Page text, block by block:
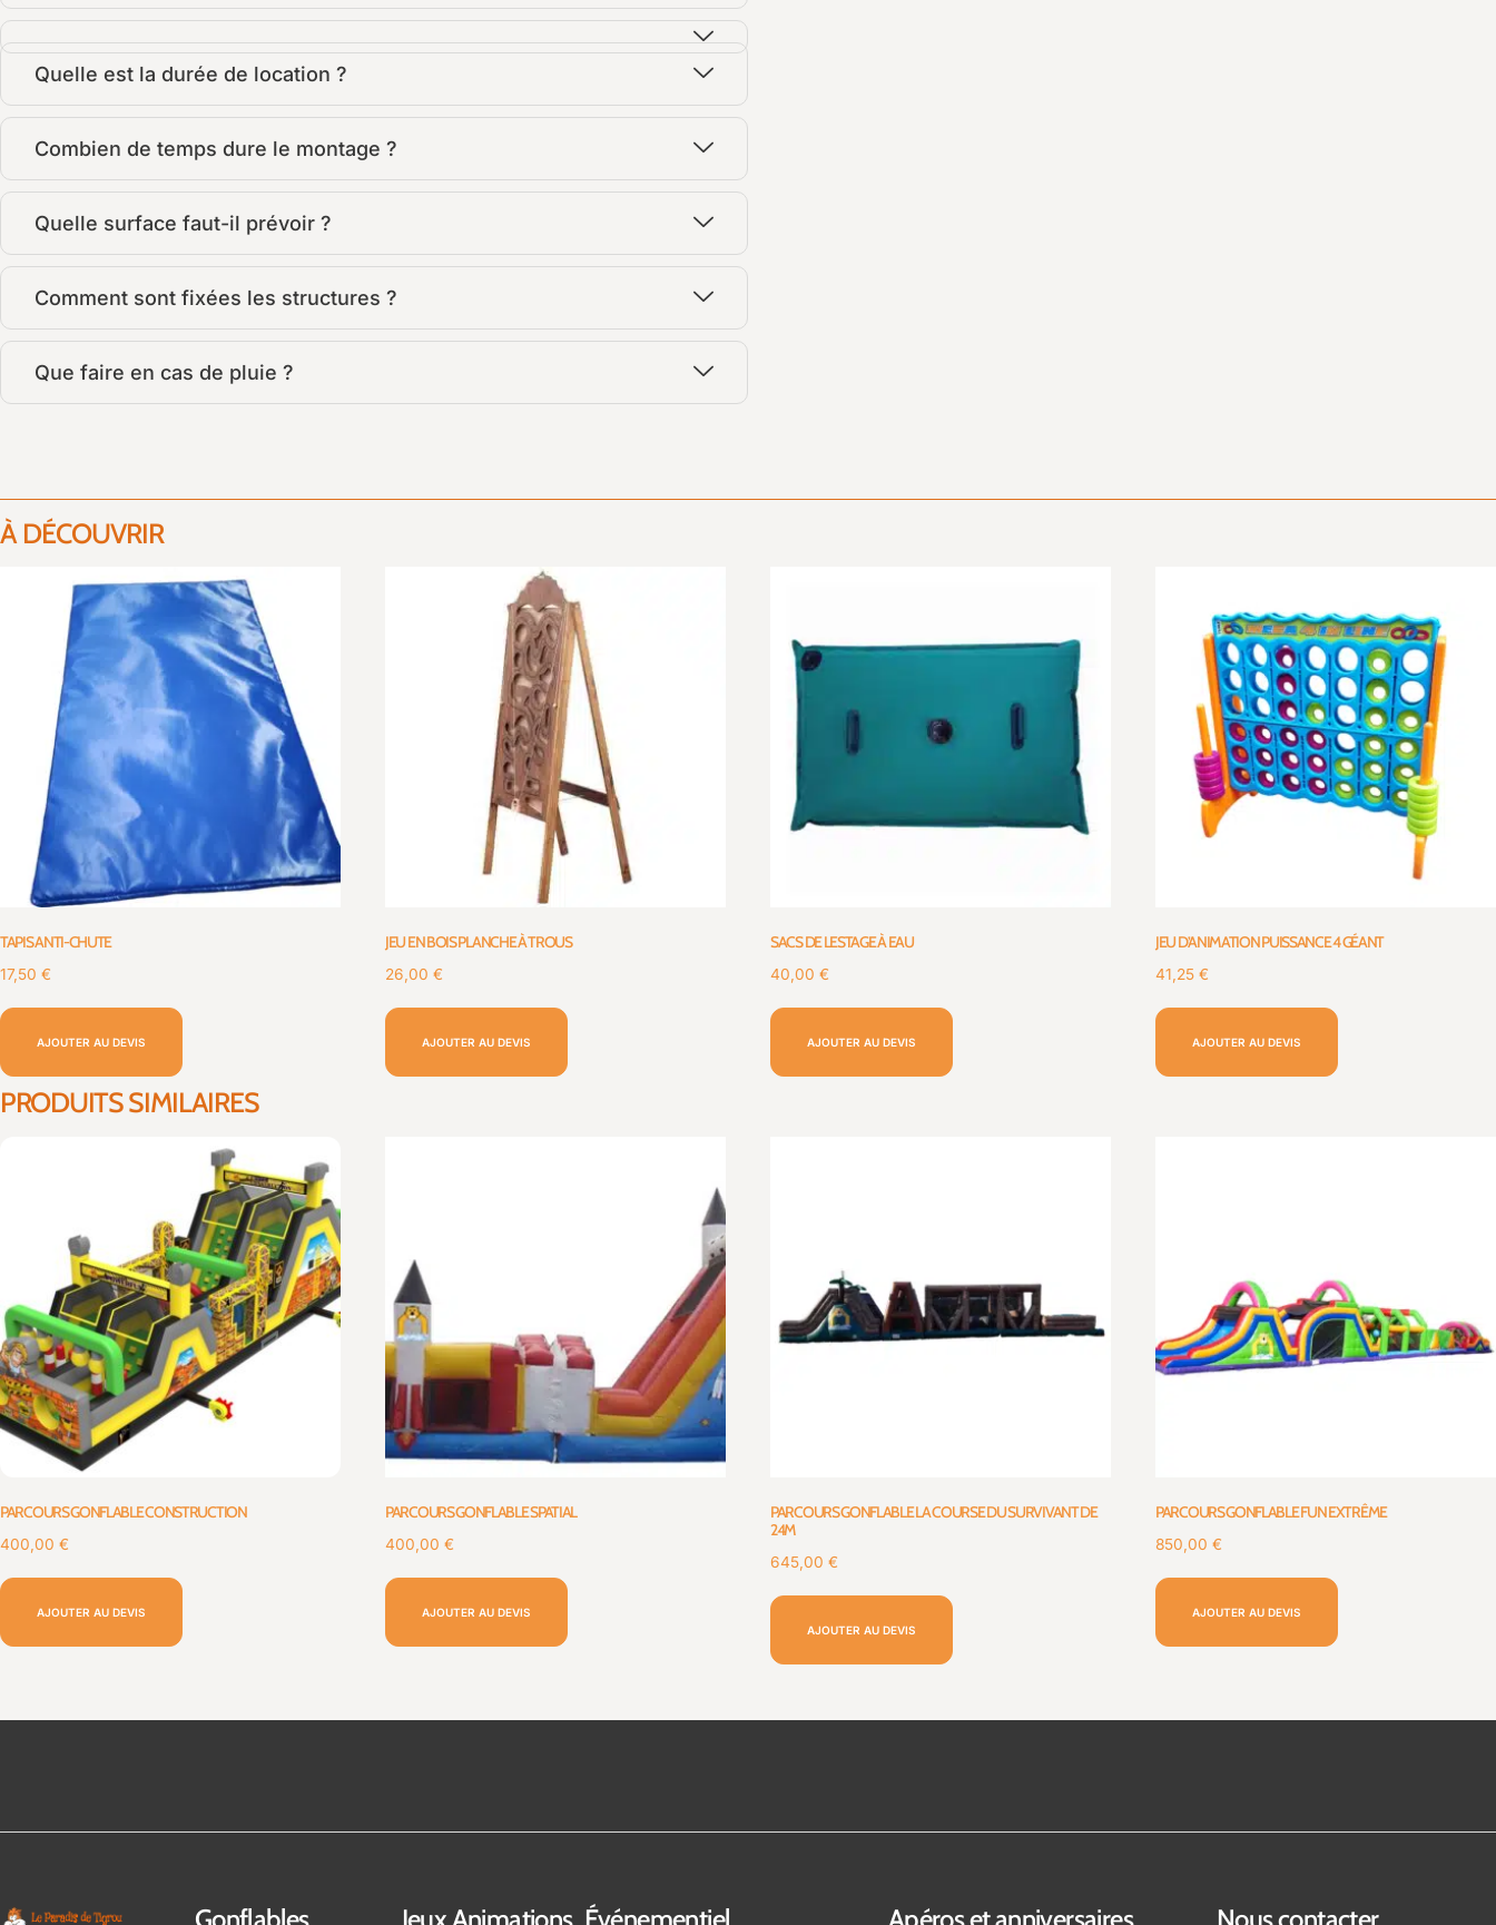
Quelle est la durée de location ?
Combien de temps dure le montage ?
Quelle surface faut-il prévoir ?
Comment sont fixées les structures ?
Que faire en cas de pluie ?
À DÉCOUVRIR
TAPIS ANTI-CHUTE
17,50 €
AJOUTER AU DEVIS
JEU EN BOIS PLANCHE À TROUS
26,00 €
AJOUTER AU DEVIS
SACS DE LESTAGE À EAU
40,00 €
AJOUTER AU DEVIS
JEU D’ANIMATION PUISSANCE 4 GÉANT
41,25 €
AJOUTER AU DEVIS
PRODUITS SIMILAIRES
PARCOURS GONFLABLE CONSTRUCTION
400,00 €
AJOUTER AU DEVIS
PARCOURS GONFLABLE SPATIAL
400,00 €
AJOUTER AU DEVIS
PARCOURS GONFLABLE LA COURSE DU SURVIVANT DE
24M
645,00 €
AJOUTER AU DEVIS
PARCOURS GONFLABLE FUN EXTRÊME
850,00 €
AJOUTER AU DEVIS